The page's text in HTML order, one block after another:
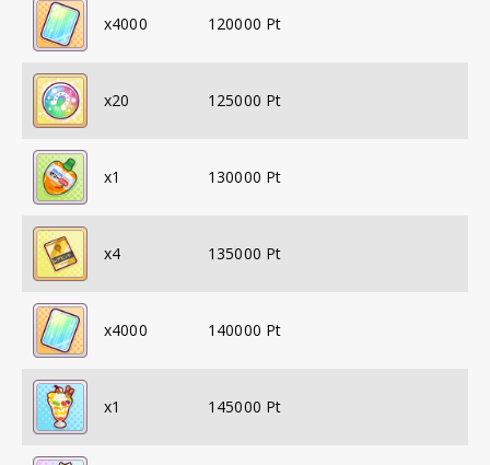
x4000 120000 Pt
x20 125000 Pt
x1 130000 Pt
x4 135000 Pt
x4000 140000 Pt
x1 145000 Pt